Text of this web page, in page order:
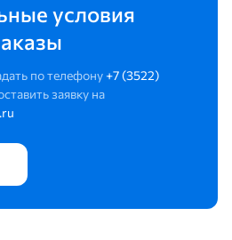
условия
по телефону +7 (3522)
заявку на